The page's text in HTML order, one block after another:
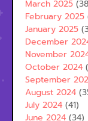
March 2025
February 2025
January 2025
December
November
October 2024
September
August 2024
July 2024 (41)
June 2024 (34)